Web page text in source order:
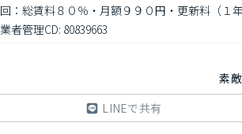
回：総賃料８０％・月額９９０円・更新料（１
業者管理CD: 80839663
素
LINEで共有